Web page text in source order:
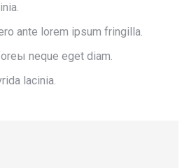
ante lorem ipsum fringilla.
neque eget diam.
lacinia.